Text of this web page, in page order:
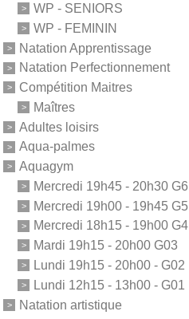
WP - SENIORS
WP - FEMININ
Natation Apprentissage
Natation Perfectionnement
Compétition Maitres
Maîtres
Adultes loisirs
Aqua-palmes
Aquagym
Mercredi 19h45 - 20h30 G6
Mercredi 19h00 - 19h45 G5
Mercredi 18h15 - 19h00 G4
Mardi 19h15 - 20h00 G03
Lundi 19h15 - 20h00 - G02
Lundi 12h15 - 13h00 - G01
Natation artistique